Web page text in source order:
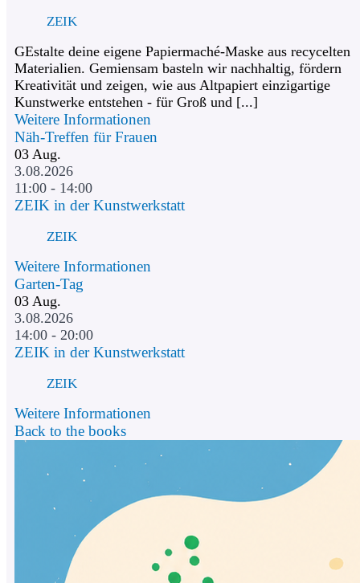
ZEIK
GEstalte deine eigene Papiermaché-Maske aus recycelten
Materialien. Gemiensam basteln wir nachhaltig, fördern
Kreativität und zeigen, wie aus Altpapiert einzigartige
Kunstwerke entstehen - für Groß und [...]
Weitere Informationen
Näh-Treffen für Frauen
03 Aug.
3.08.2026
11:00 - 14:00
ZEIK in der Kunstwerkstatt
ZEIK
Weitere Informationen
Garten-Tag
03 Aug.
3.08.2026
14:00 - 20:00
ZEIK in der Kunstwerkstatt
ZEIK
Weitere Informationen
Back to the books